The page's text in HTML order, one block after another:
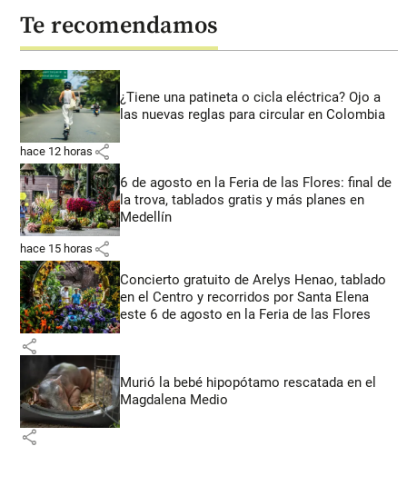
Te recomendamos
¿Tiene una patineta o cicla eléctrica? Ojo a
las nuevas reglas para circular en Colombia
hace 12 horas share
6 de agosto en la Feria de las Flores: final de
la trova, tablados gratis y más planes en
Medellín
hace 15 horas share
Concierto gratuito de Arelys Henao, tablado
en el Centro y recorridos por Santa Elena
este 6 de agosto en la Feria de las Flores
share
Murió la bebé hipopótamo rescatada en el
Magdalena Medio
share